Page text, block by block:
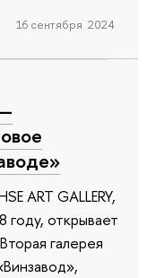
16 сентября 2024
ART GALLERY,
году, открывает
галерея